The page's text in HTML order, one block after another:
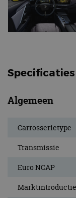
Specificaties
Algemeen
Carrosserietype
Transmissie
Euro NCAP
Marktintroductie